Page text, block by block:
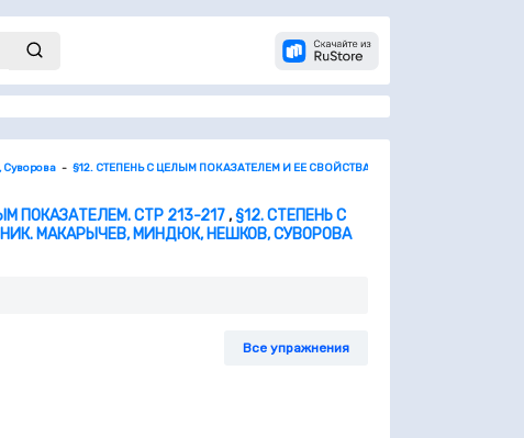
§12. СТЕПЕНЬ С ЦЕЛЫМ ПОКАЗАТЕЛЕМ И ЕЕ СВОЙСТВА
ПОКАЗАТЕЛЕМ. СТР 213-217,§12. СТЕПЕНЬ С
МАКАРЫЧЕВ, МИНДЮК, НЕШКОВ, СУВОРОВА
Все упражнения